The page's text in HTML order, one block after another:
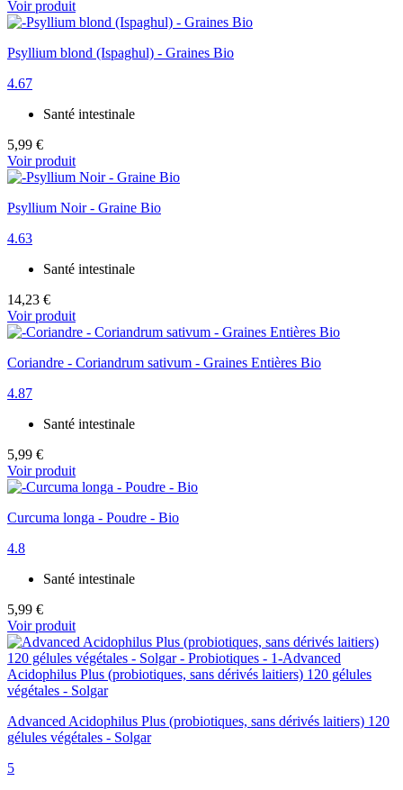
Voir produit
Psyllium blond (Ispaghul) - Graines Bio
4.67
Santé intestinale
5,99 €
Voir produit
Psyllium Noir - Graine Bio
4.63
Santé intestinale
14,23 €
Voir produit
Coriandre - Coriandrum sativum - Graines Entières Bio
4.87
Santé intestinale
5,99 €
Voir produit
Curcuma longa - Poudre - Bio
4.8
Santé intestinale
5,99 €
Voir produit
Advanced Acidophilus Plus (probiotiques, sans dérivés laitiers) 120
gélules végétales - Solgar
5